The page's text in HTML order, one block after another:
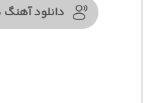
دانلود آهنگ